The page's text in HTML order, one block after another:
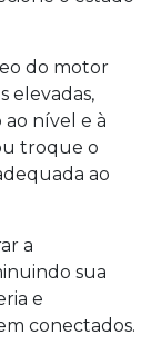
do motor
elevadas,
nível e à
troque o
ao
a
sua
e
conectados.